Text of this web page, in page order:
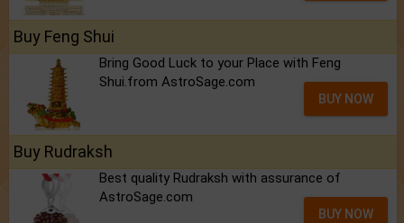
Buy Feng Shui
Bring Good Luck to your Place with Feng
Shui.from AstroSage.com
BUY NOW
Buy Rudraksh
Best quality Rudraksh with assurance of
AstroSage.com
BUY NOW